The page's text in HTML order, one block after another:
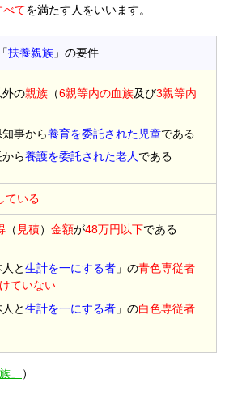
べてを満たす人をいいます。
「扶養親族 」の要件
外の親族 （6親等内の血族及び3親等内
事から養育を委託された児童である
ら養護を委託された老人 である
ている
（ 見積） 金額が48万円以下である
と生計を一にする者 」の青色専従者
ていない
と生計を一にする者 」の白色専従者
」 ）